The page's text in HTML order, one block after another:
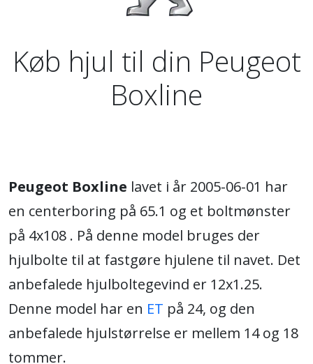
Køb hjul til din Peugeot
Boxline
Peugeot Boxline lavet i år 2005-06-01 har
en centerboring på 65.1 og et boltmønster
på 4x108 . På denne model bruges der
hjulbolte til at fastgøre hjulene til navet. Det
anbefalede hjulboltegevind er 12x1.25.
Denne model har en ET på 24, og den
anbefalede hjulstørrelse er mellem 14 og 18
tommer.